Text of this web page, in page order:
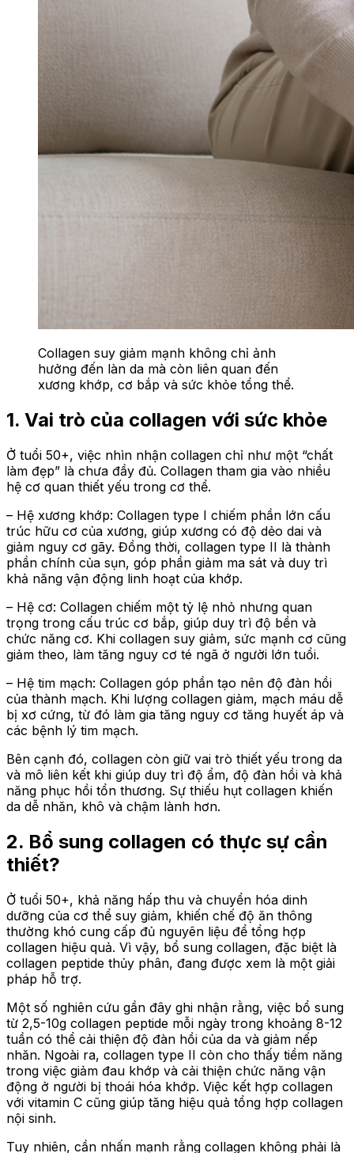
Collagen suy giảm mạnh không chỉ ảnh
hưởng đến làn da mà còn liên quan đến
xương khớp, cơ bắp và sức khỏe tổng thể.
1. Vai trò của collagen với sức khỏe
Ở tuổi 50+, việc nhìn nhận collagen chỉ như một “chất
làm đẹp” là chưa đầy đủ. Collagen tham gia vào nhiều
hệ cơ quan thiết yếu trong cơ thể.
– Hệ xương khớp: Collagen type I chiếm phần lớn cấu
trúc hữu cơ của xương, giúp xương có độ dẻo dai và
giảm nguy cơ gãy. Đồng thời, collagen type II là thành
phần chính của sụn, góp phần giảm ma sát và duy trì
khả năng vận động linh hoạt của khớp.
– Hệ cơ: Collagen chiếm một tỷ lệ nhỏ nhưng quan
trọng trong cấu trúc cơ bắp, giúp duy trì độ bền và
chức năng cơ. Khi collagen suy giảm, sức mạnh cơ cũng
giảm theo, làm tăng nguy cơ té ngã ở người lớn tuổi.
– Hệ tim mạch: Collagen góp phần tạo nên độ đàn hồi
của thành mạch. Khi lượng collagen giảm, mạch máu dễ
bị xơ cứng, từ đó làm gia tăng nguy cơ tăng huyết áp và
các bệnh lý tim mạch.
Bên cạnh đó, collagen còn giữ vai trò thiết yếu trong da
và mô liên kết khi giúp duy trì độ ẩm, độ đàn hồi và khả
năng phục hồi tổn thương. Sự thiếu hụt collagen khiến
da dễ nhăn, khô và chậm lành hơn.
2. Bổ sung collagen có thực sự cần
thiết?
Ở tuổi 50+, khả năng hấp thu và chuyển hóa dinh
dưỡng của cơ thể suy giảm, khiến chế độ ăn thông
thường khó cung cấp đủ nguyên liệu để tổng hợp
collagen hiệu quả. Vì vậy, bổ sung collagen, đặc biệt là
collagen peptide thủy phân, đang được xem là một giải
pháp hỗ trợ.
Một số nghiên cứu gần đây ghi nhận rằng, việc bổ sung
từ 2,5-10g collagen peptide mỗi ngày trong khoảng 8-12
tuần có thể cải thiện độ đàn hồi của da và giảm nếp
nhăn. Ngoài ra, collagen type II còn cho thấy tiềm năng
trong việc giảm đau khớp và cải thiện chức năng vận
động ở người bị thoái hóa khớp. Việc kết hợp collagen
với vitamin C cũng giúp tăng hiệu quả tổng hợp collagen
nội sinh.
Tuy nhiên, cần nhấn mạnh rằng collagen không phải là